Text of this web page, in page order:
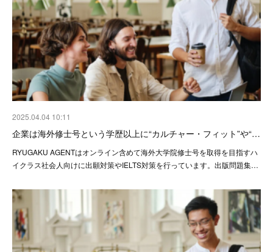
2025.04.04 10:11
企業は海外修士号という学歴以上に“カルチャー・フィット”や“…
RYUGAKU AGENTはオンライン含めて海外大学院修士号を取得を目指すハ
イクラス社会人向けに出願対策やIELTS対策を行っています。出版問題集…